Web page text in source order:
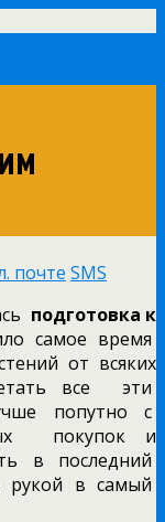
почте SMS
подготовка к
самое время
от всяких
все эти
попутно с
покупок и
в последний
рукой в самый